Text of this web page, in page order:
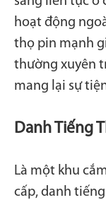
hoạt động
thọ pin mạnh
thường xuyên
mang lại sự
Danh Tiếng
Là một khu
cấp, danh